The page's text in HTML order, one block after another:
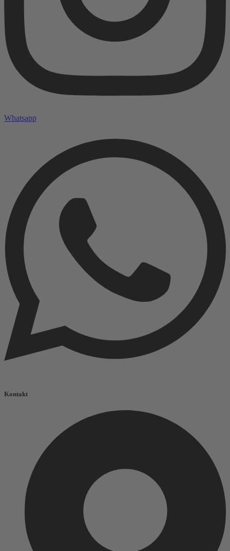
Whatsapp
Kontakt